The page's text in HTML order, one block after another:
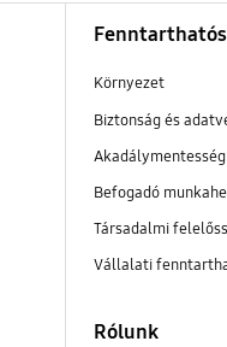
Környezet
Biztonság és
Akadálymentesség
Befogadó
Társadalmi
Vállalati
Rólunk